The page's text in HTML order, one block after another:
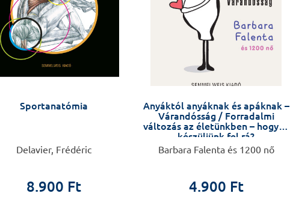
Sportanatómia
Delavier, Frédéric
8.900 Ft
Anyáktól anyáknak és apáknak –
Várandósság / Forradalmi
változás az életünkben – hogyan
készüljünk fel rá?
Barbara Falenta és 1200 nő
4.900 Ft